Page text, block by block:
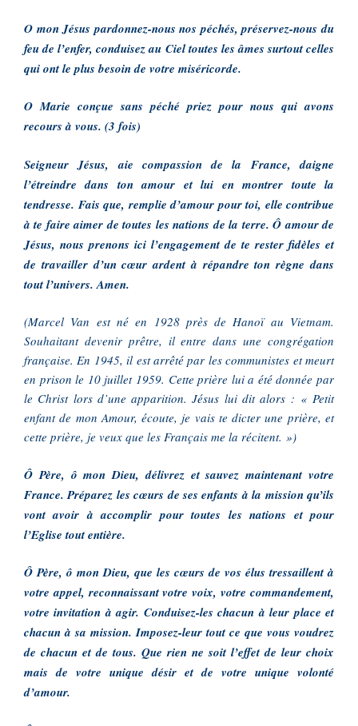
O mon Jésus pardonnez-nous nos péchés, préservez-nous du
feu de l’enfer, conduisez au Ciel toutes les âmes surtout celles
qui ont le plus besoin de votre miséricorde.
O Marie conçue sans péché priez pour nous qui avons
recours à vous. (3 fois)
Seigneur Jésus, aie compassion de la France, daigne
l’étreindre dans ton amour et lui en montrer toute la
tendresse. Fais que, remplie d’amour pour toi, elle contribue
à te faire aimer de toutes les nations de la terre. Ô amour de
Jésus, nous prenons ici l’engagement de te rester fidèles et
de travailler d’un cœur ardent à répandre ton règne dans
tout l’univers. Amen.
(Marcel Van est né en 1928 près de Hanoï au Vietnam.
Souhaitant devenir prêtre, il entre dans une congrégation
française. En 1945, il est arrêté par les communistes et meurt
en prison le 10 juillet 1959. Cette prière lui a été donnée par
le Christ lors d’une apparition. Jésus lui dit alors : « Petit
enfant de mon Amour, écoute, je vais te dicter une prière, et
cette prière, je veux que les Français me la récitent. »)
Ô Père, ô mon Dieu, délivrez et sauvez maintenant votre
France. Préparez les cœurs de ses enfants à la mission qu’ils
vont avoir à accomplir pour toutes les nations et pour
l’Eglise tout entière.
Ô Père, ô mon Dieu, que les cœurs de vos élus tressaillent à
votre appel, reconnaissant votre voix, votre commandement,
votre invitation à agir. Conduisez-les chacun à leur place et
chacun à sa mission. Imposez-leur tout ce que vous voudrez
de chacun et de tous. Que rien ne soit l’effet de leur choix
mais de votre unique désir et de votre unique volonté
d’amour.